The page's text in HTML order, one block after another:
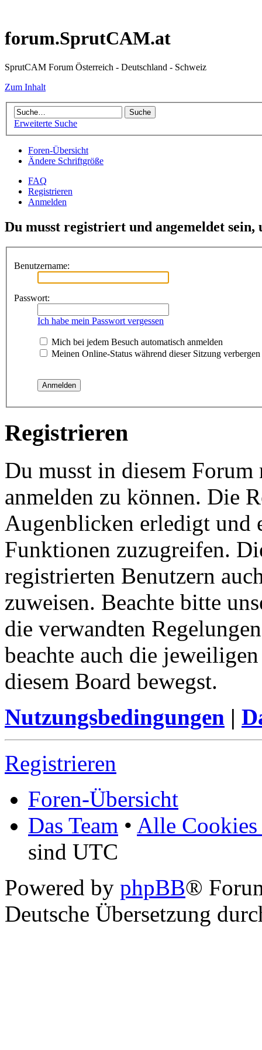
forum.SprutCAM.at
SprutCAM Forum Österreich - Deutschland - Schweiz
Zum Inhalt
Erweiterte Suche
Foren-Übersicht
Ändere Schriftgröße
FAQ
Registrieren
Anmelden
Du musst registriert und angemeldet
Benutzername:
Passwort:
Ich habe mein Passwort vergessen
Mich bei jedem Besuch automatisch anmelden
Meinen Online-Status während dieser Sitzung verbergen
Registrieren
Du musst in diesem
anmelden zu können. Die
Augenblicken erledigt und
Funktionen zuzugreifen.
registrierten Benutzern
zuweisen. Beachte bitte
die verwandten
beachte auch die
diesem Board bewegst.
Nutzungsbedingungen |
Registrieren
Foren-Übersicht
Das Team • Alle Cookies
sind UTC
Powered by phpBB®
Deutsche Übersetzung